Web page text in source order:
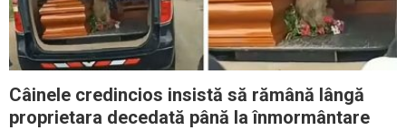
Câinele credincios insistă să rămână lângă
proprietara decedată până la înmormântare